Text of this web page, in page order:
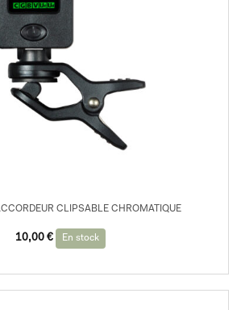
CLIPSABLE CHROMATIQUE
10,00 € En stock